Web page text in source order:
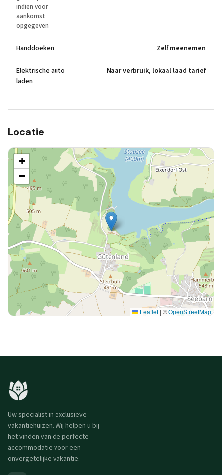
indien voor
aankomst
opgegeven
Handdoeken Zelf meenemen
Elektrische auto
laden
Naar verbruik, lokaal laad tarief
Locatie
+
−
Leaflet | ©OpenStreetMap
Uw specialist in exclusieve
vakantiehuizen. Wij helpen u bij
het vinden van de perfecte
accommodatie voor een
onvergetelijke vakantie.